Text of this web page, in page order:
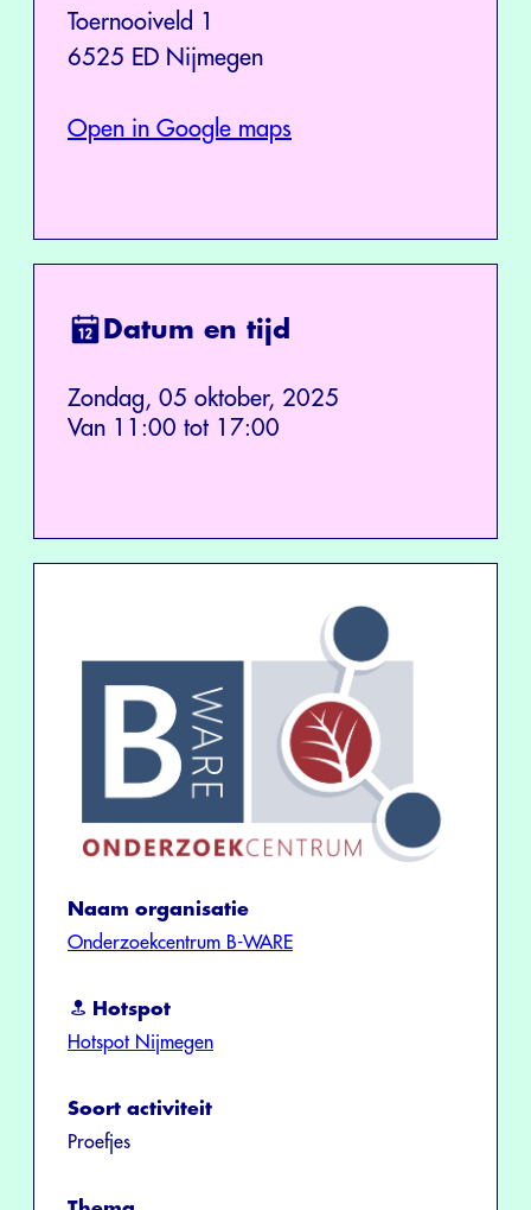
Toernooiveld 1
6525 ED Nijmegen
Open in Google maps
Datum en tijd
Zondag, 05 oktober, 2025
Van 11:00 tot 17:00
Naam organisatie
Onderzoekcentrum B-WARE
Hotspot
Hotspot Nijmegen
Soort activiteit
Proefjes